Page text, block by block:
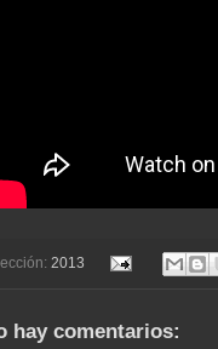
2013
hay comentarios: